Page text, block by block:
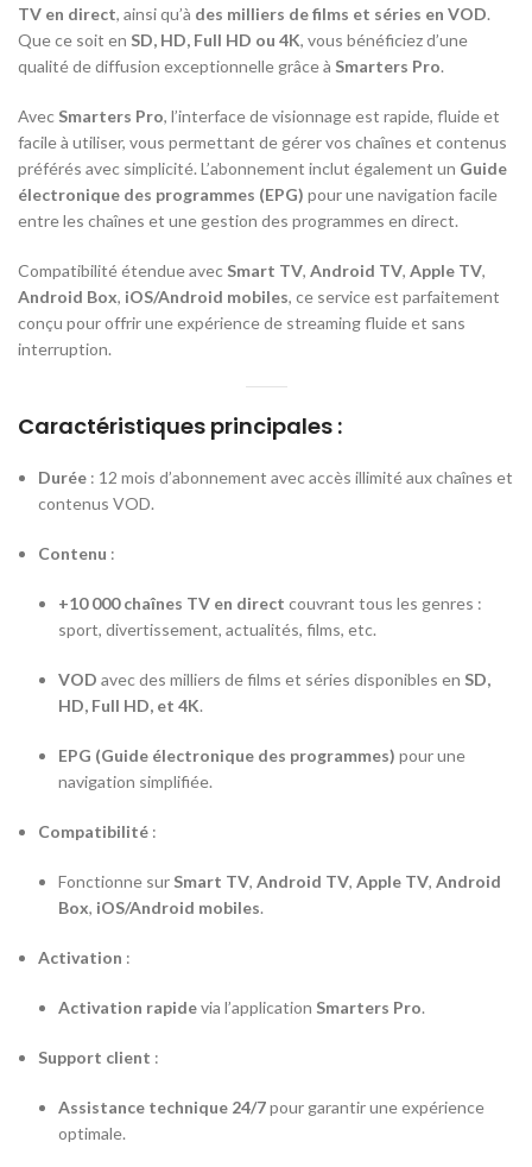
TV en direct, ainsi qu’à des milliers de films et séries en VOD.
Que ce soit en SD, HD, Full HD ou 4K, vous bénéficiez d’une
qualité de diffusion exceptionnelle grâce à Smarters Pro.
Avec Smarters Pro, l’interface de visionnage est rapide, fluide et
facile à utiliser, vous permettant de gérer vos chaînes et contenus
préférés avec simplicité. L’abonnement inclut également un Guide
électronique des programmes (EPG) pour une navigation facile
entre les chaînes et une gestion des programmes en direct.
Compatibilité étendue avec Smart TV, Android TV, Apple TV,
Android Box, iOS/Android mobiles, ce service est parfaitement
conçu pour offrir une expérience de streaming fluide et sans
interruption.
Caractéristiques principales :
Durée : 12 mois d’abonnement avec accès illimité aux chaînes et
contenus VOD.
Contenu :
+10 000 chaînes TV en direct couvrant tous les genres :
sport, divertissement, actualités, films, etc.
VOD avec des milliers de films et séries disponibles en SD,
HD, Full HD, et 4K.
EPG (Guide électronique des programmes) pour une
navigation simplifiée.
Compatibilité :
Fonctionne sur Smart TV, Android TV, Apple TV, Android
Box, iOS/Android mobiles.
Activation :
Activation rapidevia l’application Smarters Pro.
Support client :
Assistance technique 24/7pour garantir une expérience
optimale.